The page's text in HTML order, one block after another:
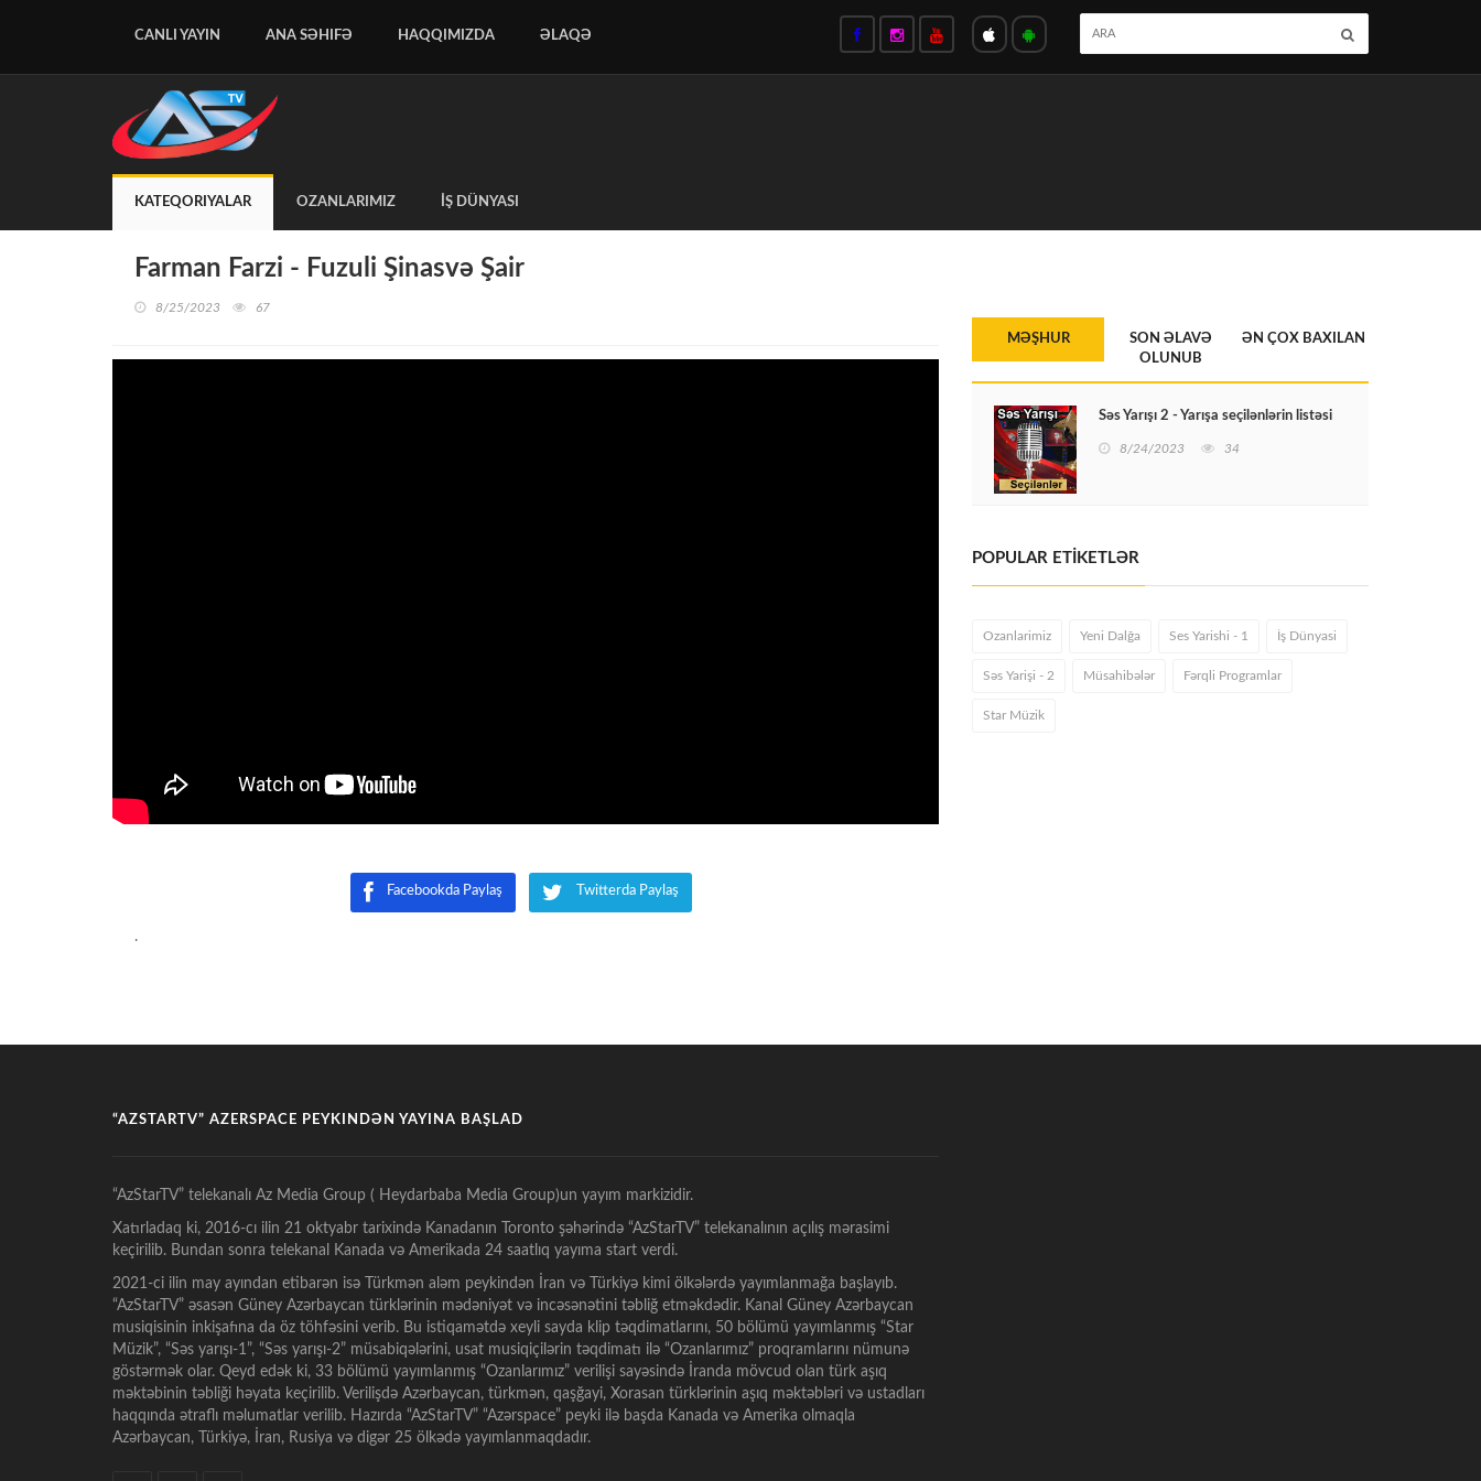
CANLI YAYIN ANA SƏHIFƏ HAQQIMIZDA ƏLAQƏ
KATEQORIYALAR OZANLARIMIZ İŞ DÜNYASI
Farman Farzi - Fuzuli Şinasvə Şair
8/25/2023 67
Facebookda Paylaş Twitterda Paylaş
.
MƏŞHUR
SON ƏLAVƏ
OLUNUB
ƏN ÇOX BAXILAN
Səs Yarışı 2 - Yarışa seçilənlərin listəsi
8/24/2023 34
POPULAR ETİKETLƏR
Ozanlarimiz Yeni Dalğa Ses Yarishi - 1 İş Dünyasi
Səs Yarişi - 2 Müsahibələr Fərqli Programlar
Star Müzik
“AZSTARTV” AZERSPACE PEYKINDƏN YAYINA BAŞLAD
“AzStarTV” telekanalı Az Media Group ( Heydarbaba Media Group)un yayım markizidir.
Xatırladaq ki, 2016-cı ilin 21 oktyabr tarixində Kanadanın Toronto şəhərində “AzStarTV” telekanalının açılış mərasimi
keçirilib. Bundan sonra telekanal Kanada və Amerikada 24 saatlıq yayıma start verdi.
2021-ci ilin may ayından etibarən isə Türkmən aləm peykindən İran və Türkiyə kimi ölkələrdə yayımlanmağa başlayıb.
“AzStarTV” əsasən Güney Azərbaycan türklərinin mədəniyət və incəsənətini təbliğ etməkdədir. Kanal Güney Azərbaycan
musiqisinin inkişafına da öz töhfəsini verib. Bu istiqamətdə xeyli sayda klip təqdimatlarını, 50 bölümü yayımlanmış “Star
Müzik”, “Səs yarışı-1”, “Səs yarışı-2” müsabiqələrini, usat musiqiçilərin təqdimatı ilə “Ozanlarımız” proqramlarını nümunə
göstərmək olar. Qeyd edək ki, 33 bölümü yayımlanmış “Ozanlarımız” verilişi sayəsində İranda mövcud olan türk aşıq
məktəbinin təbliği həyata keçirilib. Verilişdə Azərbaycan, türkmən, qaşğayi, Xorasan türklərinin aşıq məktəbləri və ustadları
haqqında ətraflı məlumatlar verilib. Hazırda “AzStarTV” “Azərspace” peyki ilə başda Kanada və Amerika olmaqla
Azərbaycan, Türkiyə, İran, Rusiya və digər 25 ölkədə yayımlanmaqdadır.